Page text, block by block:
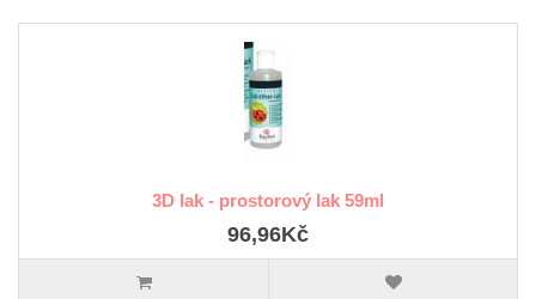
3D lak - prostorový lak 59ml
96,96Kč